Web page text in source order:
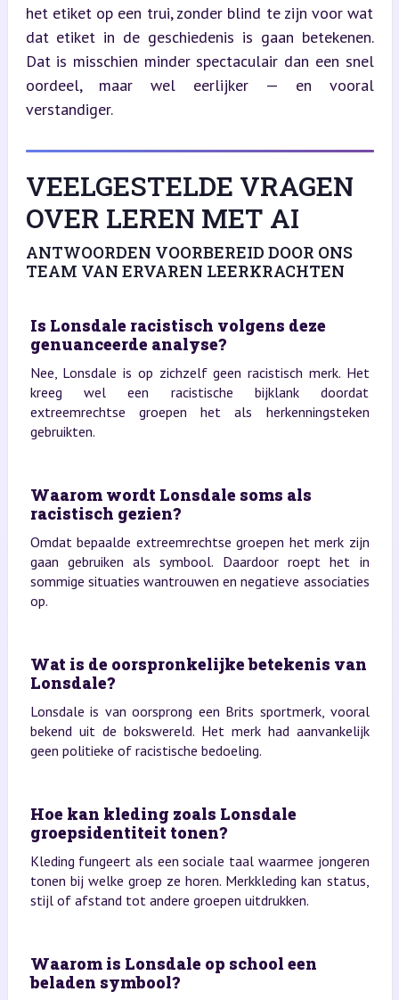
het etiket op een trui, zonder blind te zijn voor wat
dat etiket in de geschiedenis is gaan betekenen.
Dat is misschien minder spectaculair dan een snel
oordeel, maar wel eerlijker — en vooral
verstandiger.
VEELGESTELDE VRAGEN
OVER LEREN MET AI
ANTWOORDEN VOORBEREID DOOR ONS
TEAM VAN ERVAREN LEERKRACHTEN
Is Lonsdale racistisch volgens deze
genuanceerde analyse?
Nee, Lonsdale is op zichzelf geen racistisch merk. Het
kreeg wel een racistische bijklank doordat
extreemrechtse groepen het als herkenningsteken
gebruikten.
Waarom wordt Lonsdale soms als
racistisch gezien?
Omdat bepaalde extreemrechtse groepen het merk zijn
gaan gebruiken als symbool. Daardoor roept het in
sommige situaties wantrouwen en negatieve associaties
op.
Wat is de oorspronkelijke betekenis van
Lonsdale?
Lonsdale is van oorsprong een Brits sportmerk, vooral
bekend uit de bokswereld. Het merk had aanvankelijk
geen politieke of racistische bedoeling.
Hoe kan kleding zoals Lonsdale
groepsidentiteit tonen?
Kleding fungeert als een sociale taal waarmee jongeren
tonen bij welke groep ze horen. Merkkleding kan status,
stijl of afstand tot andere groepen uitdrukken.
Waarom is Lonsdale op school een
beladen symbool?